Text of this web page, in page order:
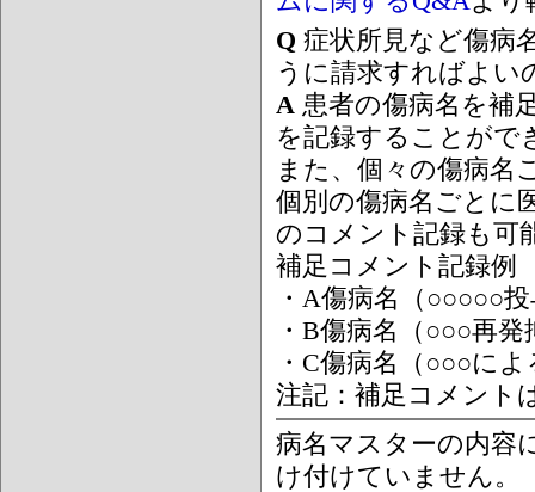
Q 症状所見など傷病
うに請求すればよい
A 患者の傷病名を補
を記録することがで
また、個々の傷病名
個別の傷病名ごとに
のコメント記録も可
補足コメント記録例
・A傷病名（○○○○○
・B傷病名（○○○再
・C傷病名（○○○に
注記：補足コメント
病名マスターの内容
け付けていません。